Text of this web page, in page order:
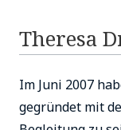
Theresa
Im Juni 2007
gegründet mit